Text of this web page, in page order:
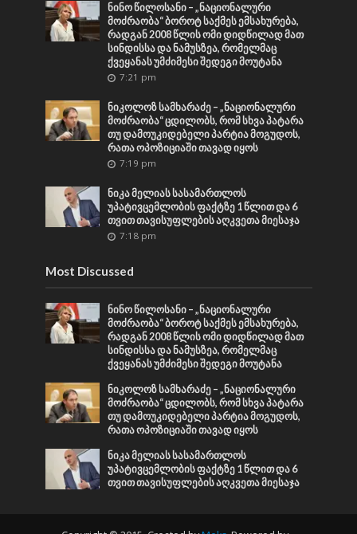
ნინო წილოსანი – „ნაციონალური
მოძრაობა“ ბოროტ საქმეს ემსახურება,
რადგან 2008 წლის ომი დიდწილად მათ
სინდისსა და ნამუსზეა, რომელმაც
ქვეყანას უმძიმესი შედეგი მოუტანა
7:21 pm
ნიკოლოზ სამხარაძე – „ნაციონალური
მოძრაობა“ ცდილობს, რომ სხვა პატარა
თუ დამოუკიდებელი პარტია მოგუდოს,
რათა ოპოზიციაში თავად იყოს
7:19 pm
ნიკა მელიას სასამართლოს
უპატივცემლობის ფაქტზე 1 წლით და 6
თვით თავისუფლების აღკვეთა მიესაჯა
7:18 pm
Most Discussed
ნინო წილოსანი – „ნაციონალური
მოძრაობა“ ბოროტ საქმეს ემსახურება,
რადგან 2008 წლის ომი დიდწილად მათ
სინდისსა და ნამუსზეა, რომელმაც
ქვეყანას უმძიმესი შედეგი მოუტანა
ნიკოლოზ სამხარაძე – „ნაციონალური
მოძრაობა“ ცდილობს, რომ სხვა პატარა
თუ დამოუკიდებელი პარტია მოგუდოს,
რათა ოპოზიციაში თავად იყოს
ნიკა მელიას სასამართლოს
უპატივცემლობის ფაქტზე 1 წლით და 6
თვით თავისუფლების აღკვეთა მიესაჯა